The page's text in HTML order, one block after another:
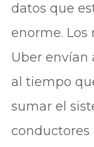
datos que
enorme. Los
Uber envían
al tiempo
sumar el
conductores